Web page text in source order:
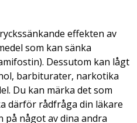
effekten av
som kan sänka
Dessutom kan lågt
barbiturater, narkotika
Du kan märka det som
därför rådfråga din läkare
på något av dina andra